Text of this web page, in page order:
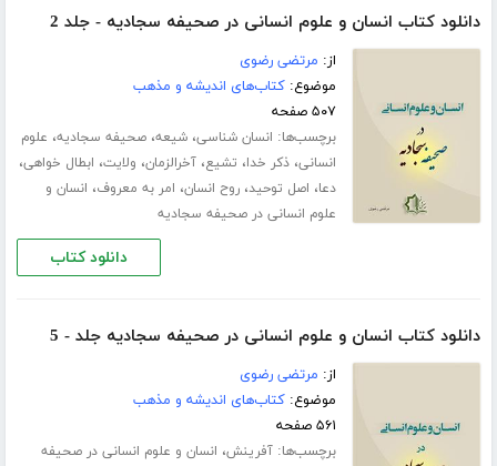
دانلود کتاب انسان و علوم انسانی در صحیفه سجادیه - جلد 2
از: مرتضی رضوی
موضوع:کتاب‌های اندیشه و مذهب
۵۰۷ صفحه
برچسب‌ها: انسان شناسی،شیعه،صحیفه سجادیه، علوم
انسانی،ذکر خدا، تشیع،آخرالزمان، ولایت، ابطال خواهی،
دعا، اصل توحید،روح انسان، امر به معروف، انسان و
علوم انسانی در صحیفه سجادیه
دانلود کتاب
دانلود کتاب انسان و علوم انسانی در صحیفه سجادیه جلد - 5
از: مرتضی رضوی
موضوع:کتاب‌های اندیشه و مذهب
۵۶۱ صفحه
برچسب‌ها:آفرینش، انسان و علوم انسانی در صحیفه